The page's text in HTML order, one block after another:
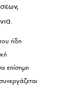
ήδη
επίσημη